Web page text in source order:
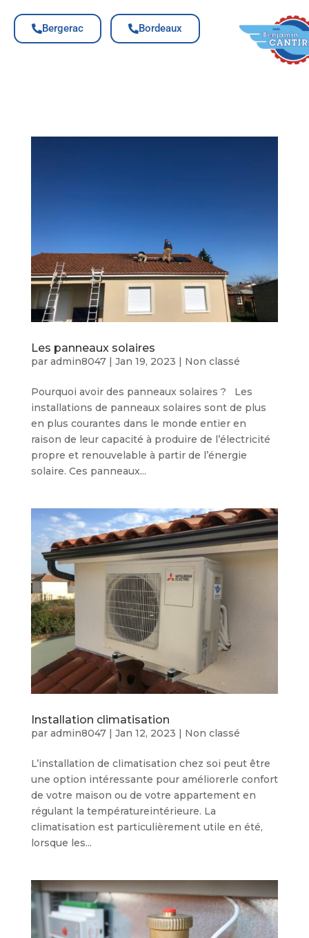
Bergerac Bordeaux
Les panneaux solaires
par admin8047| Jan 19, 2023 | Non classé
Pourquoi avoir des panneaux solaires ? Les
installations de panneaux solaires sont de plus
en plus courantes dans le monde entier en
raison de leur capacité à produire de l’électricité
propre et renouvelable à partir de l’énergie
solaire. Ces panneaux...
Installation climatisation
par admin8047| Jan 12, 2023 | Non classé
L’installation de climatisation chez soi peut être
une option intéressante pour améliorerle confort
de votre maison ou de votre appartement en
régulant la températureintérieure. La
climatisation est particulièrement utile en été,
lorsque les...